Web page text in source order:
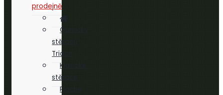
prodejně
Gumičky
stěračů
Tridon
Klasické
stěrače
Ploché